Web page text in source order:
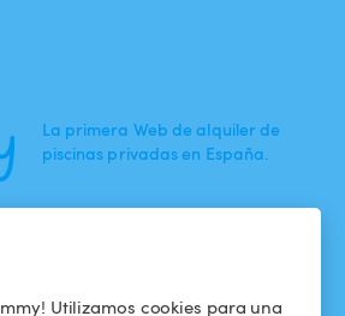
Utilizamos cookies para una
La primera Web de alquiler de
piscinas privadas en España.